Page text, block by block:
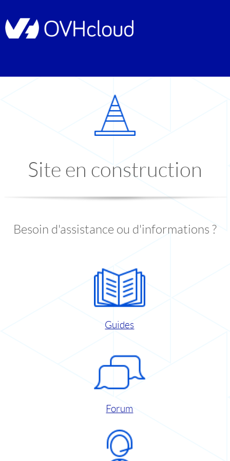
Site en construction
Besoin d'assistance ou d'informations ?
Guides
Forum